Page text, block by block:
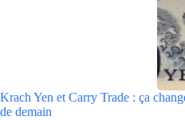
Krach Yen et Carry Trade : ça
de demain